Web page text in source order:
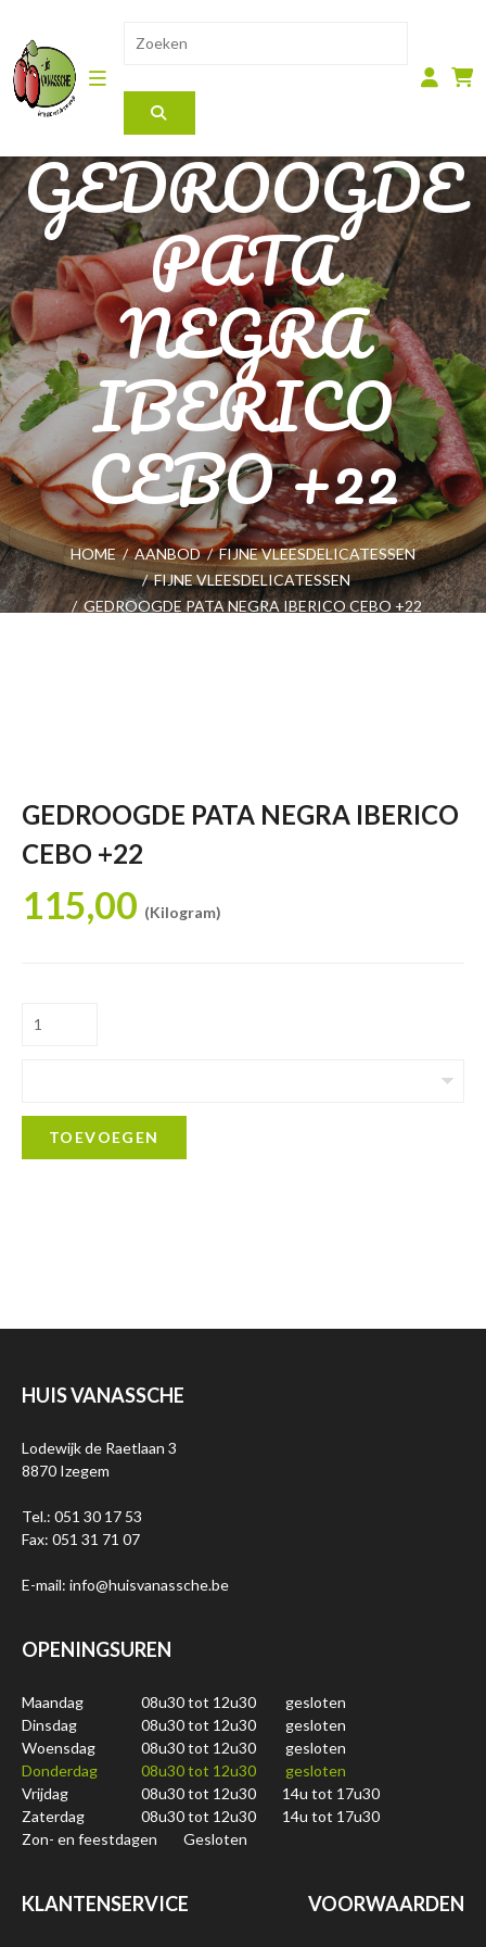
GEDROOGDE
PATA
NEGRA
IBERICO
CEBO +22
HOME / AANBOD / FIJNE VLEESDELICATESSEN
/ FIJNE VLEESDELICATESSEN
/ GEDROOGDE PATA NEGRA IBERICO CEBO +22
GEDROOGDE PATA NEGRA IBERICO
CEBO +22
115,00 (Kilogram)
TOEVOEGEN
HUIS VANASSCHE
Lodewijk de Raetlaan 3
8870 Izegem
Tel.: 051 30 17 53
Fax: 051 31 71 07
E-mail: info@huisvanassche.be
OPENINGSUREN
Maandag 08u30 tot 12u30
gesloten
Dinsdag
08u30 tot 12u30
gesloten
Woensdag
08u30 tot 12u30
gesloten
Donderdag
08u30 tot 12u30
gesloten
Vrijdag
08u30 tot 12u30
14u tot 17u30
Zaterdag
08u30 tot 12u30
14u tot 17u30
Zon- en feestdagen
Gesloten
KLANTENSERVICE VOORWAARDEN